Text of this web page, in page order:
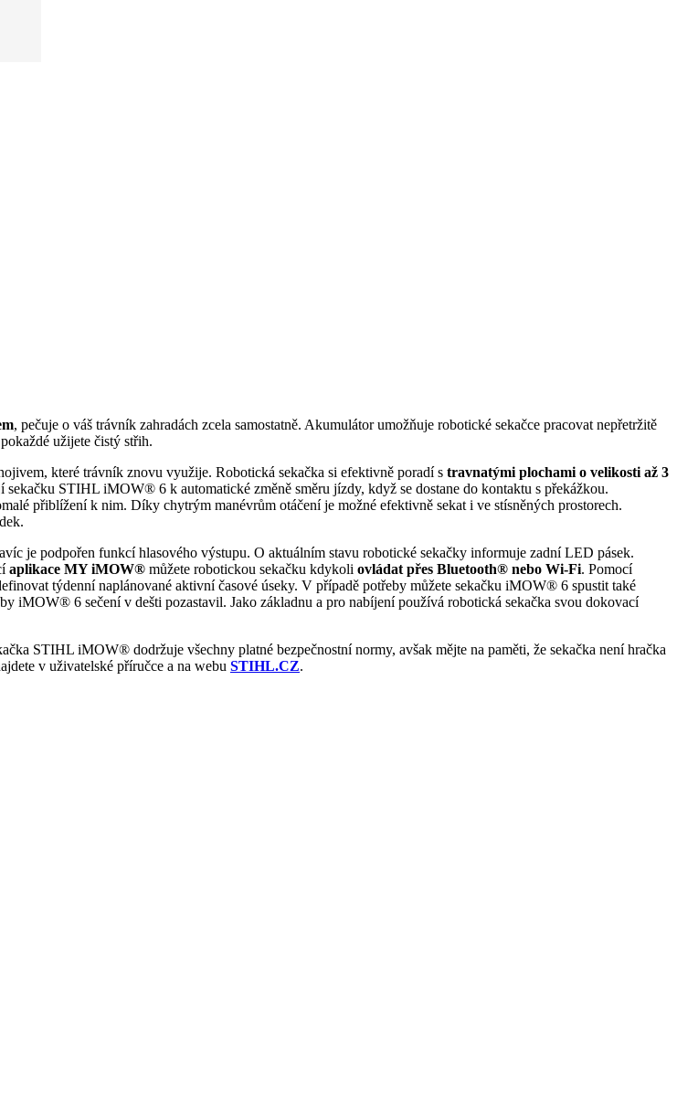
, pečuje o váš trávník zahradách zcela samostatně. Akumulátor umožňuje robotické sekačce pracovat nepřetržitě
užijete čistý střih.
které trávník znovu využije. Robotická sekačka si efektivně poradí s travnatými plochami o velikosti až 3
sekačku STIHL iMOW® 6 k automatické změně směru jízdy, když se dostane do kontaktu s překážkou.
přiblížení k nim. Díky chytrým manévrům otáčení je možné efektivně sekat i ve stísněných prostorech.
je podpořen funkcí hlasového výstupu. O aktuálním stavu robotické sekačky informuje zadní LED pásek.
aplikace MY iMOW® můžete robotickou sekačku kdykoli ovládat přes Bluetooth® nebo Wi-Fi. Pomocí
týdenní naplánované aktivní časové úseky. V případě potřeby můžete sekačku iMOW® 6 spustit také
iMOW® 6 sečení v dešti pozastavil. Jako základnu a pro nabíjení používá robotická sekačka svou dokovací
STIHL iMOW® dodržuje všechny platné bezpečnostní normy, avšak mějte na paměti, že sekačka není hračka
v uživatelské příručce a na webu STIHL.CZ.